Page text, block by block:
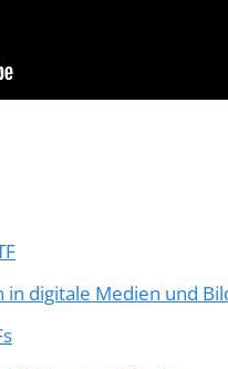
digitale Medien und